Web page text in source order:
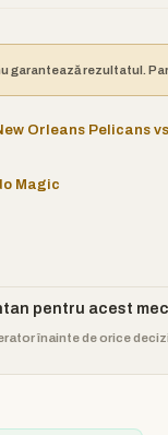
garantează rezultatul.
Orleans Pelicans
Magic
pentru acest
înainte de orice